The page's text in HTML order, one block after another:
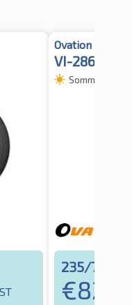
Ovation
VI-286 AT
Sommerreifen
235/70R16
€82,25